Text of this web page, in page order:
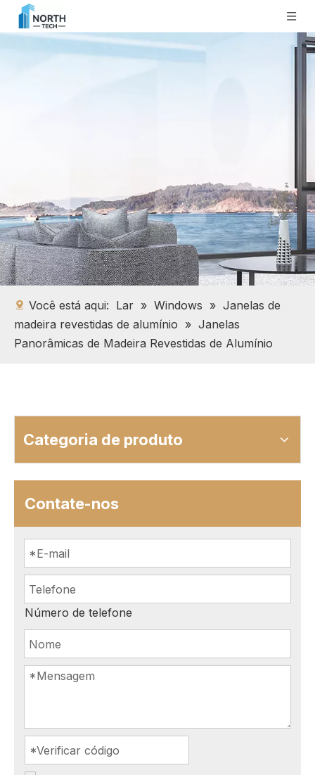
Você está aqui: Lar » Windows » Janelas de
madeira revestidas de alumínio » Janelas
Panorâmicas de Madeira Revestidas de Alumínio
Categoria de produto
Contate-nos
Número de telefone